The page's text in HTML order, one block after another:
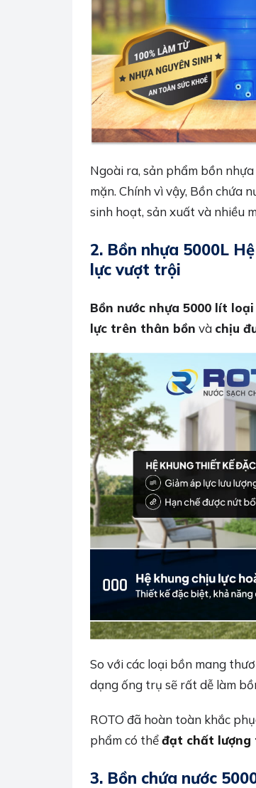
Ngoài ra, sản phẩm bồn nhựa
mặn. Chính vì vậy, Bồn chứa
sinh hoạt, sản xuất và nhiều
2. Bồn nhựa 5000L
lực vượt trội
Bồn nước nhựa 5000 lít loại
lực trên thân bồn và chịu
So với các loại bồn mang
dạng ống trụ sẽ rất dễ làm
ROTO đã hoàn toàn khắc
phẩm có thểđạt chất lượng
3. Bồn chứa nước